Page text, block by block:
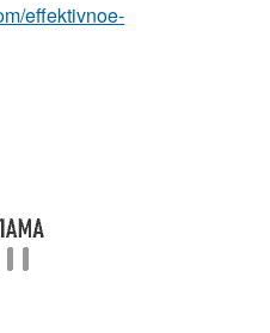
effektivnoe-